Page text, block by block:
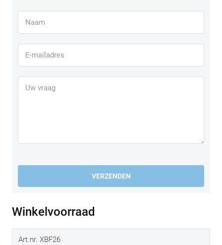
VERZENDEN
Winkelvoorraad
Art.nr. XBF26